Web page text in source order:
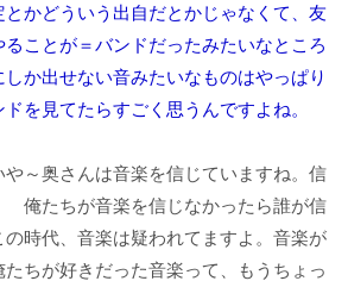
かどういう出自だとかじゃなくて、友
ことが＝バンドだったみたいなところ
か出せない音みたいなものはやっぱり
を見てたらすごく思うんですよね。
や～奥さんは音楽を信じていますね。信
俺たちが音楽を信じなかったら誰が信
時代、音楽は疑われてますよ。音楽が
ちが好きだった音楽って、もうちょっ